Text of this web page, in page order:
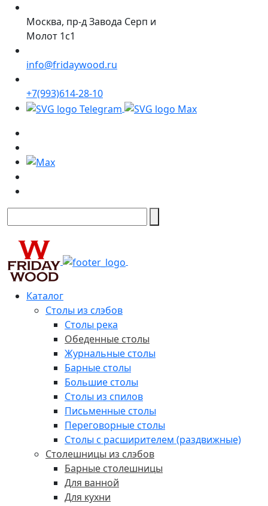
Москва, пр-д Завода Серп и
Молот 1с1
info@fridaywood.ru
+7(993)614-28-10
Каталог
Столы из слэбов
Столы река
Обеденные столы
Журнальные столы
Барные столы
Большие столы
Столы из спилов
Письменные столы
Переговорные столы
Столы с расширителем (раздвижные)
Столешницы из слэбов
Барные столешницы
Для ванной
Для кухни